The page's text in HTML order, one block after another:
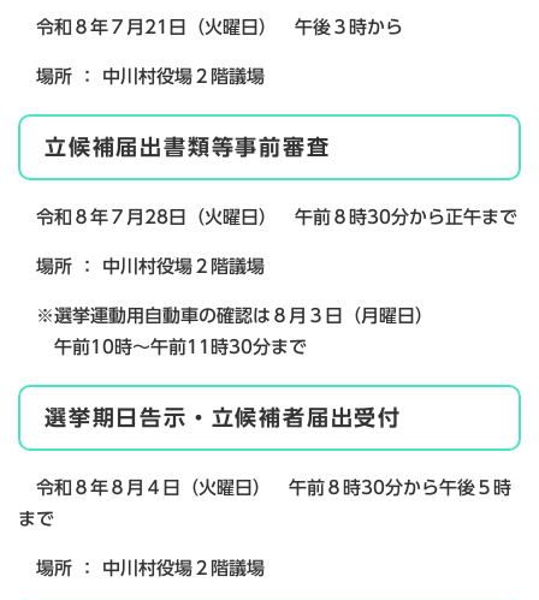
令和８年７月21日（火曜日） 午後３時から
場所 ： 中川村役場２階議場
立候補届出書類等事前審査
令和８年７月28日（火曜日） 午前８時30分から正午まで
場所 ： 中川村役場２階議場
※選挙運動用自動車の確認は８月３日（月曜日）
午前10時～午前11時30分まで
選挙期日告示・立候補者届出受付
令和８年８月４日（火曜日） 午前８時30分から午後５時
まで
場所 ： 中川村役場２階議場